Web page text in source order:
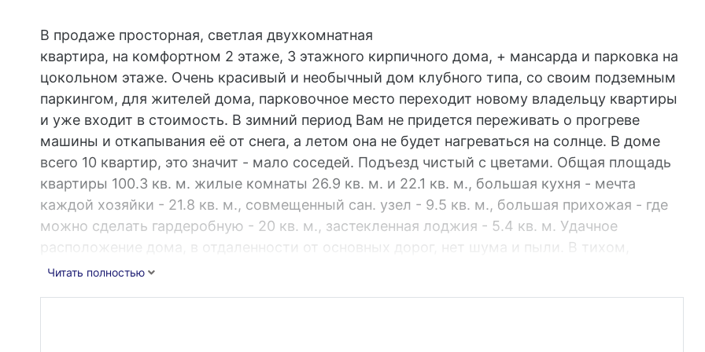
В продаже просторная, светлая двухкомнатная
квартира, на комфортном 2 этаже, 3 этажного кирпичного дома, + мансарда и парковка на
цокольном этаже. Очень красивый и необычный дом клубного типа, co своим подземным
паркингом, для жителей дома, парковочное место переходит новому владельцу квартиры
и уже входит в стоимость. В зимний период Вам не придется переживать о прогреве
машины и откапывания её от снега, а летом она не будет нагреваться на солнце. В доме
всего 10 квартир, это значит - мало соседей. Подъезд чистый с цветами. Общая площадь
квартиры 100.3 кв. м. жилые комнаты 26.9 кв. м. и 22.1 кв. м., большая кухня - мечта
каждой хозяйки - 21.8 кв. м., совмещенный сан. узел - 9.5 кв. м., большая прихожая - где
можно сделать гардеробную - 20 кв. м., застекленная лоджия - 5.4 кв. м. Удачное
расположение дома, в отдаленности от основных дорог, нет шума и пыли. В тихом,
уютном месте в экологически чистом зеленом районе, в районе Смирновского ущелья. В
Читать полностью